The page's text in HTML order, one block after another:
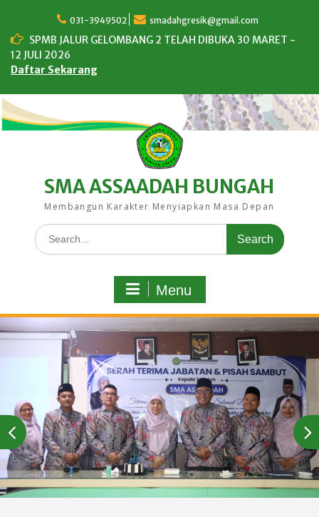
content
031-3949502 smadahgresik@gmail.com
SPMB JALUR GELOMBANG 2 TELAH DIBUKA 30 MARET -
12 JULI 2026
Daftar Sekarang
SMA ASSAADAH BUNGAH
Membangun Karakter Menyiapkan Masa Depan
Search
for:
Menu